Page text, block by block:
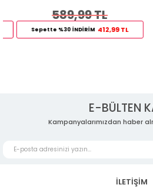
589,99 TL
Sepette %30 İNDİRİM 412,99 TL
E-BÜLTEN
Kampanyalarımızdan haber
İLETİŞİM